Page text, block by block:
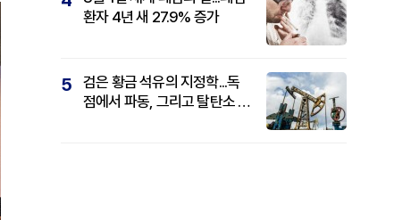
환자 4년 새 27.9% 증가
5
검은 황금 석유의 지정학...독
점에서 파동, 그리고 탈탄소 패